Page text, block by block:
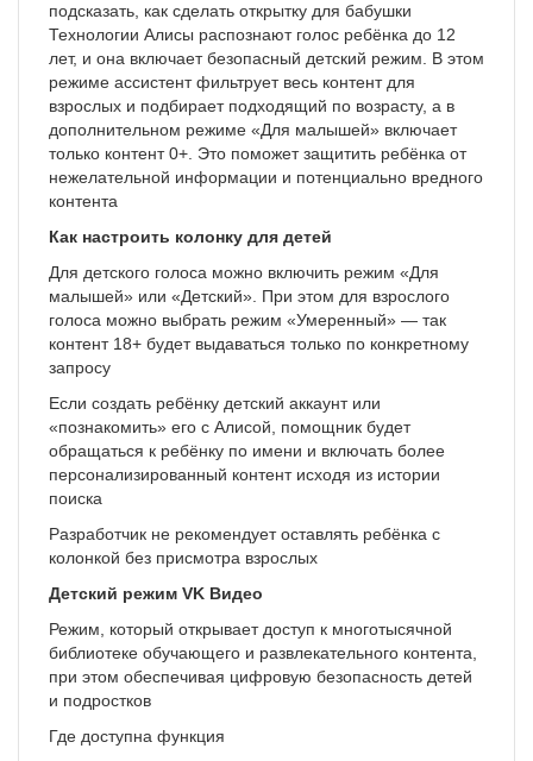
подсказать, как сделать открытку для бабушки
Технологии Алисы распознают голос ребёнка до 12
лет, и она включает безопасный детский режим. В этом
режиме ассистент фильтрует весь контент для
взрослых и подбирает подходящий по возрасту, а в
дополнительном режиме «Для малышей» включает
только контент 0+. Это поможет защитить ребёнка от
нежелательной информации и потенциально вредного
контента
Как настроить колонку для детей
Для детского голоса можно включить режим «Для
малышей» или «Детский». При этом для взрослого
голоса можно выбрать режим «Умеренный» — так
контент 18+ будет выдаваться только по конкретному
запросу
Если создать ребёнку детский аккаунт или
«познакомить» его с Алисой, помощник будет
обращаться к ребёнку по имени и включать более
персонализированный контент исходя из истории
поиска
Разработчик не рекомендует оставлять ребёнка с
колонкой без присмотра взрослых
Детский режим VK Видео
Режим, который открывает доступ к многотысячной
библиотеке обучающего и развлекательного контента,
при этом обеспечивая цифровую безопасность детей
и подростков
Где доступна функция